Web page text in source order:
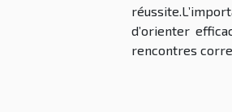
d’orienter
rencontres